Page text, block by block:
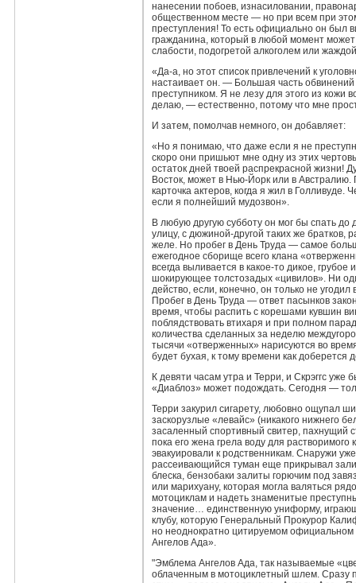
нанесении побоев, изнасиловании,
общественном месте — но при всем при
преступления! То есть официально он был
гражданина, который в любой момент может
слабости, подогретой алкоголем или
«Да‑а, но этот список привлечений к
настаивает он. — Большая часть
преступником. Я не лезу для этого из кожи
делаю, — естественно, потому что мне
И затем, помолчав немного, он добавляет:
«Но я понимаю, что даже если я не
скоро они пришьют мне одну из этих
остаток дней твоей распрекрасной жизни!
Восток, может в Нью‑Йорк или в
карточка актеров, когда я жил в Голливуде.
если я полнейший мудозвон».
В любую другую субботу он мог бы спать до
улицу, с дюжиной‑другой таких же братков,
желе. Но пробег в День Труда — самое
ежегодное сборище всего клана
всегда выливается в какое‑то дикое,
шокирующее толстозадых «цивилов». Ни
действо, если, конечно, он только не
Пробег в День Труда — ответ пасынков
время, чтобы распить с корешами кувшин
поблядствовать втихаря и при полном
количества сделанных за неделю
тысячи «отверженных» нарисуются во
будет бухая, к тому времени как доберется
К девяти часам утра и Терри, и Скрэггс
«Диаблоз» может подождать. Сегодня —
Терри закурил сигарету, любовно ощупал
заскорузлые «левайс» (никакого нижнего
засаленный спортивный свитер, пахнущий
пока его жена грела воду для
эвакуировали к родственникам. Снаружи
рассеивающийся туман еще прикрывал
блеска, бензобаки залиты горючим под
или марихуану, которая могла валяться
мотоциклам и надеть знаменитые
значение… единственную униформу,
клубу, которую Генеральный Прокурор
но неоднократно цитируемом
Ангелов Ада».
"Эмблема Ангелов Ада, так называемые
облаченным в мотоциклетный шлем. Сразу